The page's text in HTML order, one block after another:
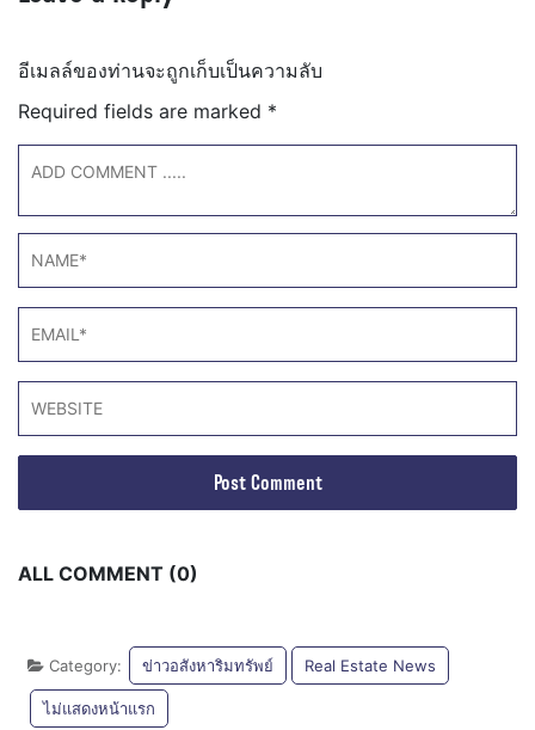
อีเมลล์ของท่านจะถูกเก็บเป็นความลับ
Required fields are marked *
ALL COMMENT (0)
Category: ข่าวอสังหาริมทรัพย์ Real Estate News
ไม่แสดงหน้าแรก